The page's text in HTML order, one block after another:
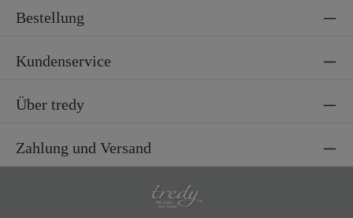
Bestellung
Kundenservice
Über tredy
Zahlung und Versand